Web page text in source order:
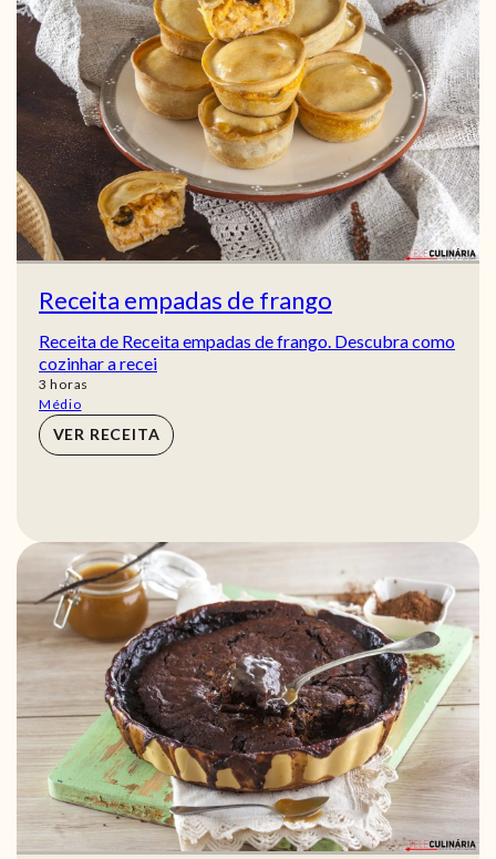
Receita empadas de frango
Receita de Receita empadas de frango. Descubra como
cozinhar a recei
3 horas
horas
Médio
VER RECEITA